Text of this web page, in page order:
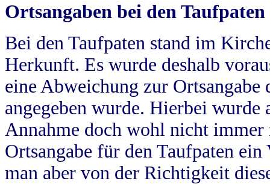
Ortsangaben bei den Taufpaten
Bei den Taufpaten stand im
Herkunft. Es wurde deshalb
eine Abweichung zur
angegeben wurde. Hierbei wurde
Annahme doch wohl nicht
Ortsangabe für den Taufpaten
man aber von der Richtigkeit